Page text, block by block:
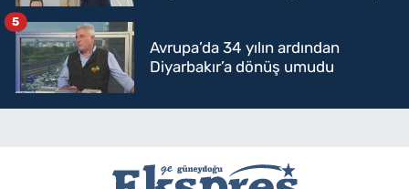
Avrupa’da 34 yılın ardından
Diyarbakır’a dönüş umudu
5